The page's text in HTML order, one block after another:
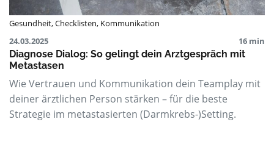
Gesundheit,Checklisten, Kommunikation
24.03.2025
16 min
Diagnose Dialog: So gelingt dein Arztgespräch mit
Metastasen
Wie Vertrauen und Kommunikation dein Teamplay mit
deiner ärztlichen Person stärken – für die beste
Strategie im metastasierten (Darmkrebs-)Setting.